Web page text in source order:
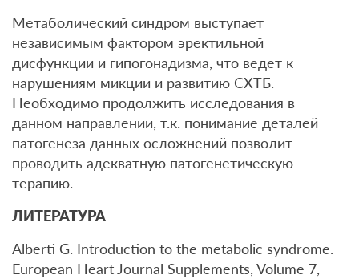
Метаболический синдром выступает
независимым фактором эректильной
дисфункции и гипогонадизма, что ведет к
нарушениям микции и развитию СХТБ.
Необходимо продолжить исследования в
данном направлении, т.к. понимание деталей
патогенеза данных осложнений позволит
проводить адекватную патогенетическую
терапию.
ЛИТЕРАТУРА
Alberti G. Introduction to the metabolic syndrome.
European Heart Journal Supplements, Volume 7,